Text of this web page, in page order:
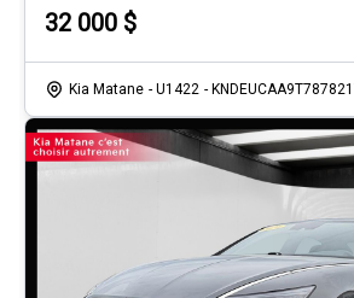
32 000 $
Kia Matane - U1422 -